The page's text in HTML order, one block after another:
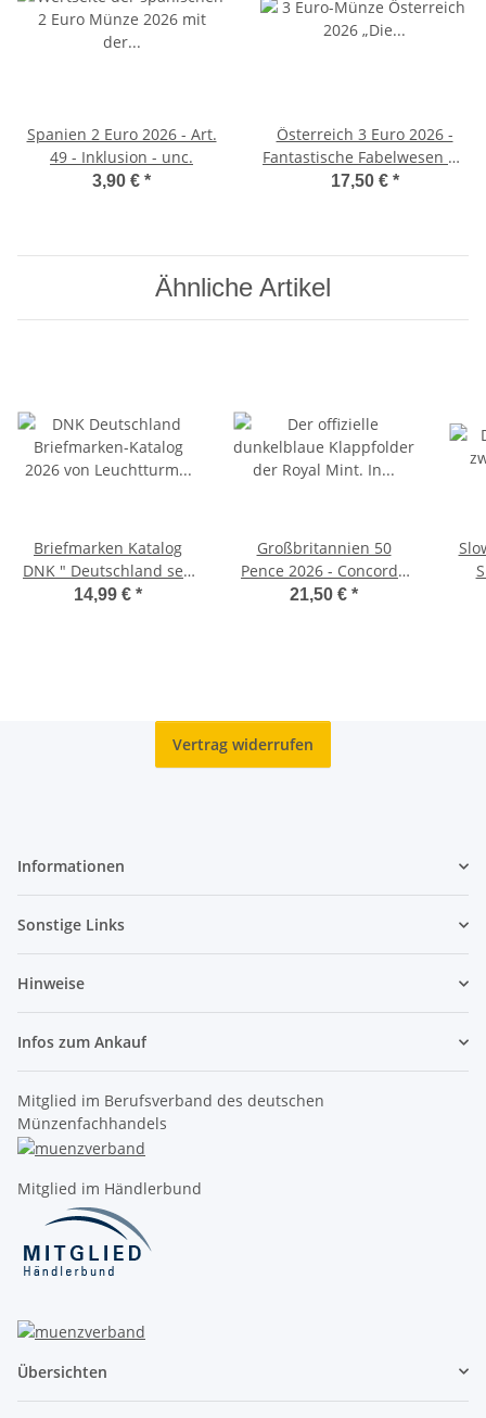
Spanien 2 Euro 2026 - Art.
49 - Inklusion - unc.
3,90 € *
Österreich 3 Euro 2026 -
Fantastische Fabelwesen #3
- Die Elfe
17,50 € *
Ähnliche Artikel
Briefmarken Katalog
DNK " Deutschland seit
1849" 2026
14,99 € *
Großbritannien 50
Pence 2026 - Concorde
BU
21,50 € *
Vertrag widerrufen
Informationen
Sonstige Links
Hinweise
Infos zum Ankauf
Mitglied im Berufsverband des deutschen
Münzenfachhandels
Mitglied im Händlerbund
Übersichten